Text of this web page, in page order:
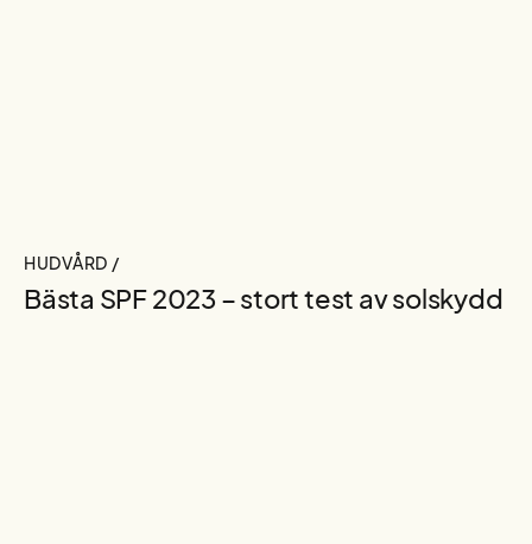
HUDVÅRD /
Bästa SPF 2023 – stort test av solskydd